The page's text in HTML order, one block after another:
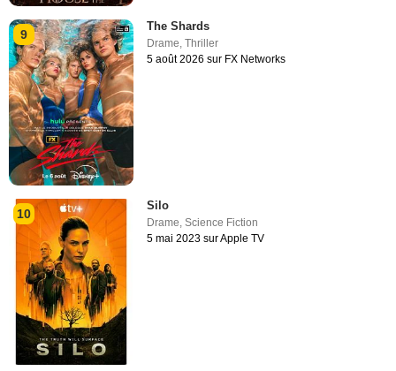
9
The Shards
Drame ,Thriller
5 août 2026 sur FX Networks
10
Silo
Drame,Science Fiction
5 mai 2023 sur Apple TV